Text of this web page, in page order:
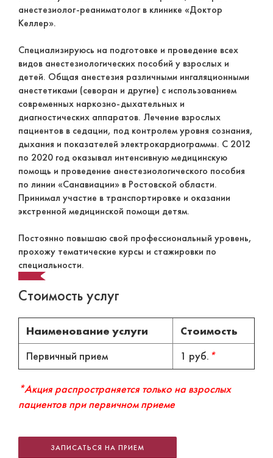
анестезиолог-реаниматолог в клинике «Доктор
Келлер».
Специализируюсь на подготовке и проведение всех
видов анестезиологических пособий у взрослых и
детей. Общая анестезия различными ингаляционными
анестетиками (севоран и другие) с использованием
современных наркозно-дыхательных и
диагностических аппаратов. Лечение взрослых
пациентов в седации, под контролем уровня сознания,
дыхания и показателей электрокардиограммы. С 2012
по 2020 год оказывал интенсивную медицинскую
помощь и проведение анестезиологического пособия
по линии «Санавиации» в Ростовской области.
Принимал участие в транспортировке и оказании
экстренной медицинской помощи детям.
Постоянно повышаю свой профессиональный уровень,
прохожу тематические курсы и стажировки по
специальности.
Стоимость услуг
Наименование услуги Стоимость
Первичный прием 1 руб. *
*Акция распространяется только на взрослых
пациентов при первичном приеме
ЗАПИСАТЬСЯ НА ПРИЕМ